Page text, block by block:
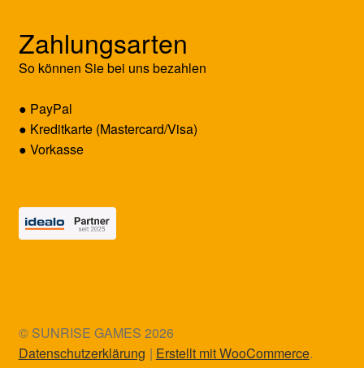
Zahlungsarten
So können Sie bei uns bezahlen
● PayPal
● Kreditkarte (Mastercard/Visa)
● Vorkasse
© SUNRISE GAMES 2026
Datenschutzerklärung
Erstellt mit WooCommerce.